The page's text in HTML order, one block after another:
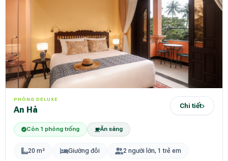
PHÒNG DELUXE
An Hà Chi tiết
Còn 1 phòng trống Ăn sáng
20 m² Giường đôi 2 người lớn, 1 trẻ em